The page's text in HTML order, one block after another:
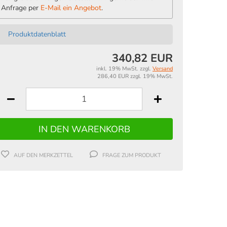
Anfrage per E-Mail ein Angebot.
Produktdatenblatt
340,82 EUR
inkl. 19% MwSt. zzgl. Versand
286,40 EUR zzgl. 19% MwSt.
AUF DEN MERKZETTEL FRAGE ZUM PRODUKT